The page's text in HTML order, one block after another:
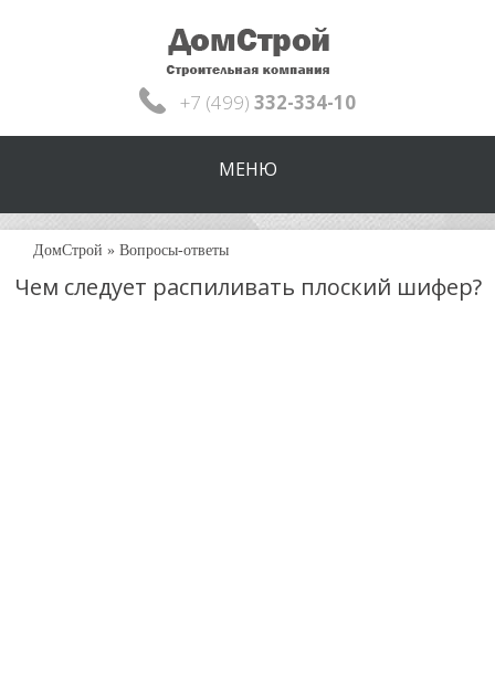
+7 (499) 332-334-10
МЕНЮ
ДомСтрой » Вопросы-ответы
Чем следует распиливать плоский шифер?